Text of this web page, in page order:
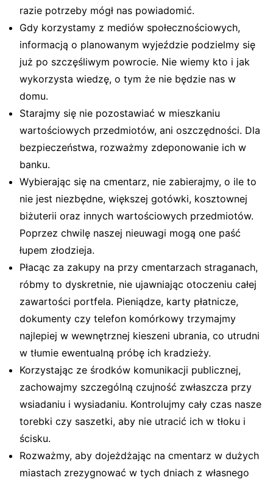
razie potrzeby mógł nas powiadomić.
Gdy korzystamy z mediów społecznościowych,
informacją o planowanym wyjeździe podzielmy się
już po szczęśliwym powrocie. Nie wiemy kto i jak
wykorzysta wiedzę, o tym że nie będzie nas w
domu.
Starajmy się nie pozostawiać w mieszkaniu
wartościowych przedmiotów, ani oszczędności. Dla
bezpieczeństwa, rozważmy zdeponowanie ich w
banku.
Wybierając się na cmentarz, nie zabierajmy, o ile to
nie jest niezbędne, większej gotówki, kosztownej
biżuterii oraz innych wartościowych przedmiotów.
Poprzez chwilę naszej nieuwagi mogą one paść
łupem złodzieja.
Płacąc za zakupy na przy cmentarzach straganach,
róbmy to dyskretnie, nie ujawniając otoczeniu całej
zawartości portfela. Pieniądze, karty płatnicze,
dokumenty czy telefon komórkowy trzymajmy
najlepiej w wewnętrznej kieszeni ubrania, co utrudni
w tłumie ewentualną próbę ich kradzieży.
Korzystając ze środków komunikacji publicznej,
zachowajmy szczególną czujność zwłaszcza przy
wsiadaniu i wysiadaniu. Kontrolujmy cały czas nasze
torebki czy saszetki, aby nie utracić ich w tłoku i
ścisku.
Rozważmy, aby dojeżdżając na cmentarz w dużych
miastach zrezygnować w tych dniach z własnego